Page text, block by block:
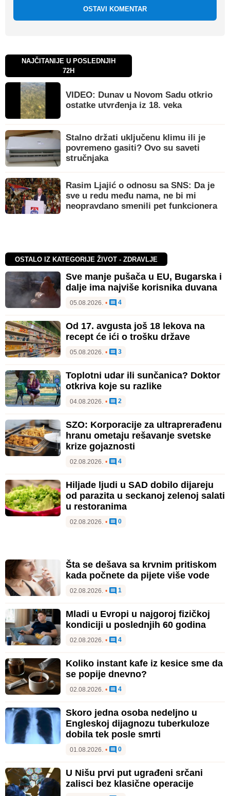
OSTAVI KOMENTAR
NAJČITANIJE U POSLEDNJIH
72H
VIDEO: Dunav u Novom Sadu otkrio
ostatke utvrđenja iz 18. veka
Stalno držati uključenu klimu ili je
povremeno gasiti? Ovo su saveti
stručnjaka
Rasim Ljajić o odnosu sa SNS: Da je
sve u redu među nama, ne bi mi
neopravdano smenili pet funkcionera
OSTALO IZ KATEGORIJE ŽIVOT - ZDRAVLJE
Sve manje pušača u EU, Bugarska i
dalje ima najviše korisnika duvana
05.08.2026. • 4
Od 17. avgusta još 18 lekova na
recept će ići o trošku države
05.08.2026. • 3
Toplotni udar ili sunčanica? Doktor
otkriva koje su razlike
04.08.2026. • 2
SZO: Korporacije za ultraprerađenu
hranu ometaju rešavanje svetske
krize gojaznosti
02.08.2026. • 4
Hiljade ljudi u SAD dobilo dijareju
od parazita u seckanoj zelenoj salati
u restoranima
02.08.2026. • 0
Šta se dešava sa krvnim pritiskom
kada počnete da pijete više vode
02.08.2026. • 1
Mladi u Evropi u najgoroj fizičkoj
kondiciji u poslednjih 60 godina
02.08.2026. • 4
Koliko instant kafe iz kesice sme da
se popije dnevno?
02.08.2026. • 4
Skoro jedna osoba nedeljno u
Engleskoj dijagnozu tuberkuloze
dobila tek posle smrti
01.08.2026. • 0
U Nišu prvi put ugrađeni srčani
zalisci bez klasične operacije